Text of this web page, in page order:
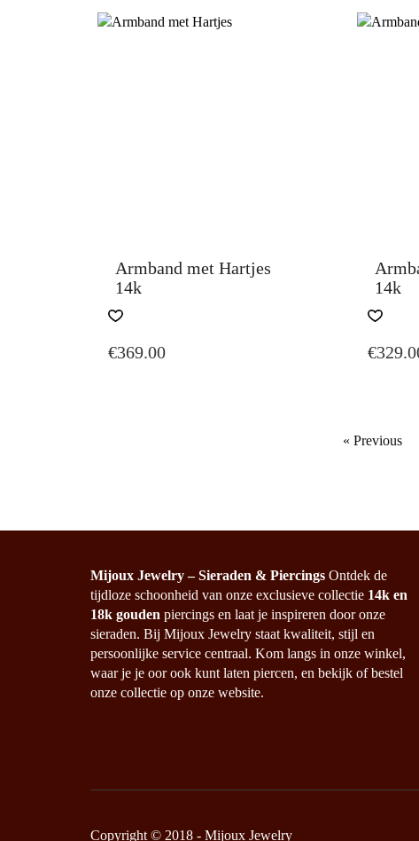
Armband met Hartjes
14k
€369.00
14k
€
« Previous
Mijoux Jewelry – Sieraden & Piercings Ontdek de
tijdloze schoonheid van onze exclusieve collectie 14k en
18k gouden piercings en laat je inspireren door onze
sieraden. Bij Mijoux Jewelry staat kwaliteit, stijl en
persoonlijke service centraal. Kom langs in onze winkel,
waar je je oor ook kunt laten piercen, en bekijk of bestel
onze collectie op onze website.
Copyright © 2018 - Mijoux Jewelry